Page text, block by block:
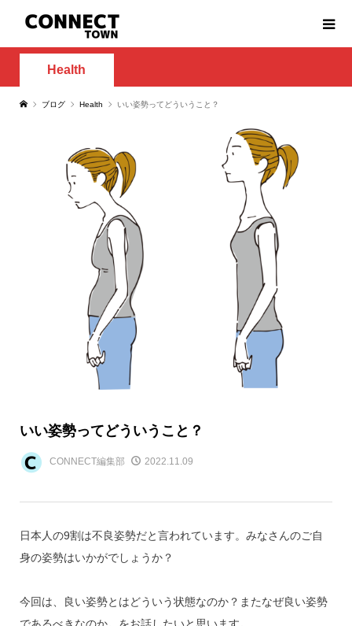
Health
ブログ Health いい姿勢ってどういうこと？
いい姿勢ってどういうこと？
CONNECT編集部 2022.11.09
日本人の9割は不良姿勢だと言われています。みなさんのご自
身の姿勢はいかがでしょうか？
今回は、良い姿勢とはどういう状態なのか？またなぜ良い姿勢
であるべきなのか。をお話したいと思います。